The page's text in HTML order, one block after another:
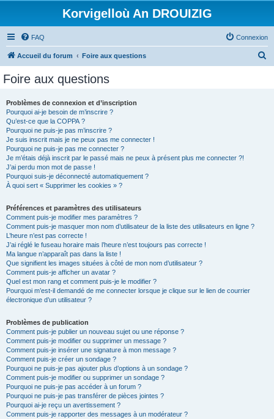
Korvigelloù An DROUIZIG
FAQ Connexion
Accueil du forum Foire aux questions
Foire aux questions
Problèmes de connexion et d’inscription
Pourquoi ai-je besoin de m’inscrire ?
Qu’est-ce que la COPPA ?
Pourquoi ne puis-je pas m’inscrire ?
Je suis inscrit mais je ne peux pas me connecter !
Pourquoi ne puis-je pas me connecter ?
Je m’étais déjà inscrit par le passé mais ne peux à présent plus me connecter ?!
J’ai perdu mon mot de passe !
Pourquoi suis-je déconnecté automatiquement ?
À quoi sert « Supprimer les cookies » ?
Préférences et paramètres des utilisateurs
Comment puis-je modifier mes paramètres ?
Comment puis-je masquer mon nom d’utilisateur de la liste des utilisateurs en ligne ?
L’heure n’est pas correcte !
J’ai réglé le fuseau horaire mais l’heure n’est toujours pas correcte !
Ma langue n’apparaît pas dans la liste !
Que signifient les images situées à côté de mon nom d’utilisateur ?
Comment puis-je afficher un avatar ?
Quel est mon rang et comment puis-je le modifier ?
Pourquoi m’est-il demandé de me connecter lorsque je clique sur le lien de courrier
électronique d’un utilisateur ?
Problèmes de publication
Comment puis-je publier un nouveau sujet ou une réponse ?
Comment puis-je modifier ou supprimer un message ?
Comment puis-je insérer une signature à mon message ?
Comment puis-je créer un sondage ?
Pourquoi ne puis-je pas ajouter plus d’options à un sondage ?
Comment puis-je modifier ou supprimer un sondage ?
Pourquoi ne puis-je pas accéder à un forum ?
Pourquoi ne puis-je pas transférer de pièces jointes ?
Pourquoi ai-je reçu un avertissement ?
Comment puis-je rapporter des messages à un modérateur ?